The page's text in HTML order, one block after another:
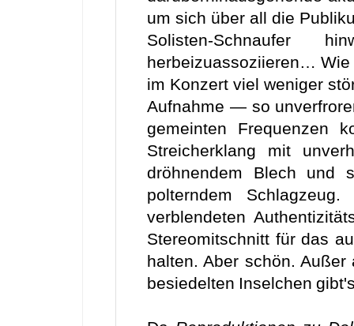
um sich über all die
Solisten-Schnaufer
herbeizuassoziieren…
im Konzert viel weniger
Aufnahme — so
gemeinten Frequenzen
Streicherklang mit
dröhnendem Blech und
polterndem
verblendeten
Stereomitschnitt für das
halten. Aber schön.
besiedelten Inselchen